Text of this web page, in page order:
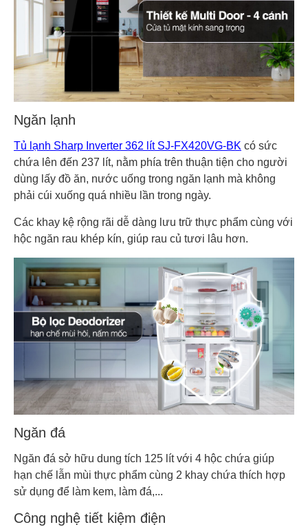
Ngăn lạnh
Tủ lạnh Sharp Inverter 362 lít SJ-FX420VG-BK có sức
chứa lên đến 237 lít, nằm phía trên thuận tiện cho người
dùng lấy đồ ăn, nước uống trong ngăn lạnh mà không
phải cúi xuống quá nhiều lần trong ngày.
Các khay kệ rộng rãi dễ dàng lưu trữ thực phẩm cùng với
hộc ngăn rau khép kín, giúp rau củ tươi lâu hơn.
Ngăn đá
Ngăn đá sở hữu dung tích 125 lít với 4 hộc chứa giúp
hạn chế lẫn mùi thực phẩm cùng 2 khay chứa thích hợp
sử dụng để làm kem, làm đá,...
Công nghệ tiết kiệm điện